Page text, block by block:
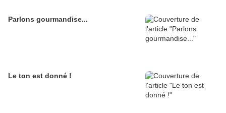
Parlons gourmandise...
Le ton est donné !